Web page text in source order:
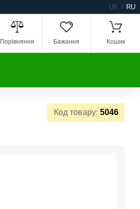
UK RU
Порівняння Бажання Кошик
Код товару: 5046